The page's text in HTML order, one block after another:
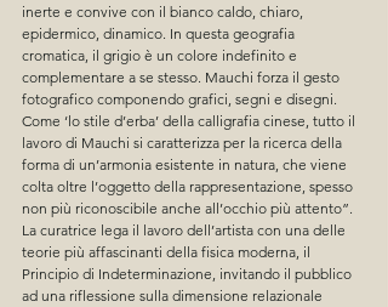
inerte e convive con il bianco caldo, chiaro,
epidermico, dinamico. In questa geografia
cromatica, il grigio è un colore indefinito e
complementare a se stesso. Mauchi forza il gesto
fotografico componendo grafici, segni e disegni.
Come ‘lo stile d’erba’ della calligrafia cinese, tutto il
lavoro di Mauchi si caratterizza per la ricerca della
forma di un’armonia esistente in natura, che viene
colta oltre l’oggetto della rappresentazione, spesso
non più riconoscibile anche all’occhio più attento”.
La curatrice lega il lavoro dell’artista con una delle
teorie più affascinanti della fisica moderna, il
Principio di Indeterminazione, invitando il pubblico
ad una riflessione sulla dimensione relazionale